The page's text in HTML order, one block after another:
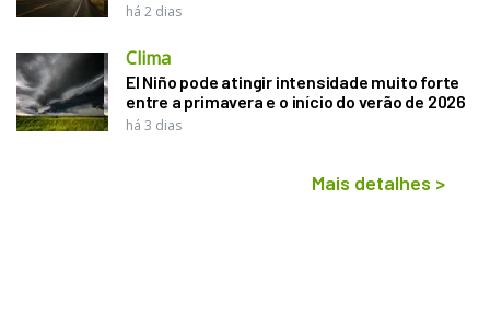
há 2 dias
Clima
El Niño pode atingir intensidade muito forte
entre a primavera e o início do verão de 2026
há 3 dias
Mais detalhes >